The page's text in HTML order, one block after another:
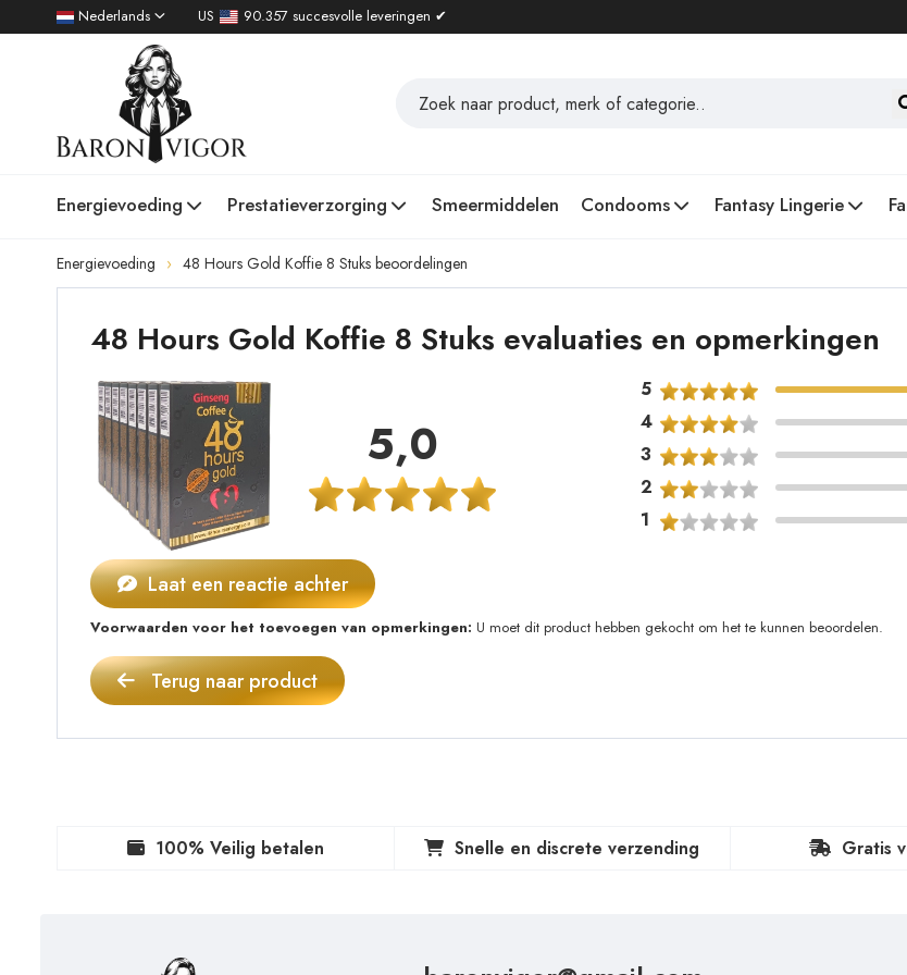
Nederlands US 90.357 succesvolle leveringen ✔
Energievoeding Prestatieverzorging Smeermiddelen Condooms Fantasy Lingerie
Energievoeding 48 Hours Gold Koffie 8 Stuks beoordelingen
48 Hours Gold Koffie 8 Stuks evaluaties en opmerkingen
5,0
5
4
3
2
1
Laat een reactie achter
Voorwaarden voor het toevoegen van opmerkingen: U moet dit product hebben gekocht om het te kunnen beoordelen.
Terug naar product
100% Veilig betalen Snelle en discrete verzending Gratis